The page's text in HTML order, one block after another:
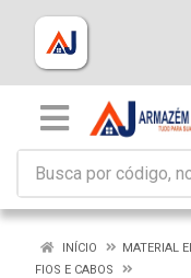
INÍCIO
MATERIAL
FIOS E CABOS